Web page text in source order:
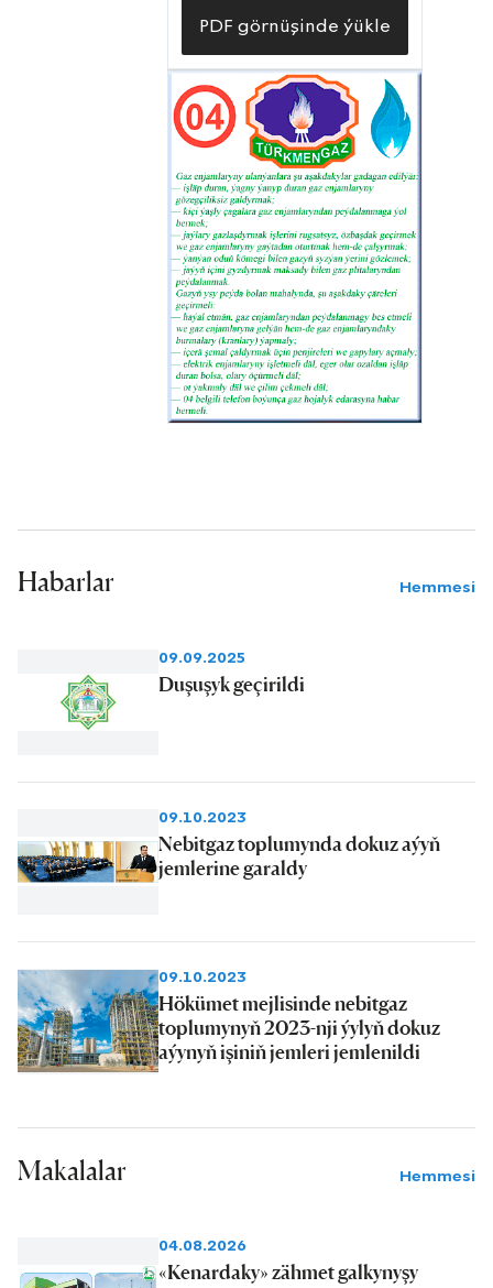
PDF görnüşinde ýükle
Habarlar Hemmesi
09.09.2025
Duşuşyk geçirildi
09.10.2023
Nebitgaz toplumynda dokuz aýyň
jemlerine garaldy
09.10.2023
Hökümet mejlisinde nebitgaz
toplumynyň 2023-nji ýylyň dokuz
aýynyň işiniň jemleri jemlenildi
Makalalar Hemmesi
04.08.2026
«Kenardaky» zähmet galkynyşy